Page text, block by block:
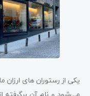
یکی از رستوران های ارزان